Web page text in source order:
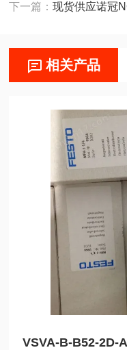
下一篇：现货供应诺冠
相关产品